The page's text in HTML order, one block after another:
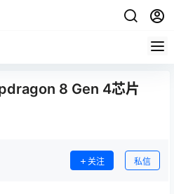
8 Gen 4芯片
关注 私信